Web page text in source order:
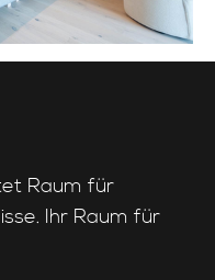
Raum für
Ihr Raum für